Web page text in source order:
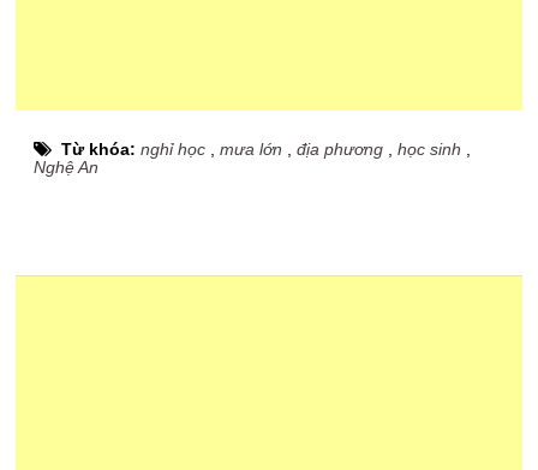
Từ khóa:nghỉ học ,mưa lớn ,địa phương ,học sinh
Nghệ An